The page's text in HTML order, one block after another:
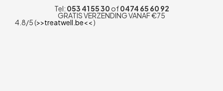
Tel: 053 41 55 30 of0474 65 60 92
GRATIS VERZENDING VANAF €75
4.8/5 (>>treatwell.be<<)